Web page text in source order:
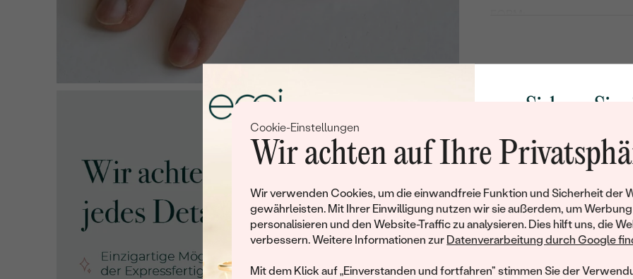
Cookie-Einstellungen
Wir achten auf Ihre
Wir verwenden Cookies, um die einwandfreie Funktion und Sicherheit der
gewährleisten. Mit Ihrer Einwilligung nutzen wir sie außerdem, um Werbung
personalisieren und den Website-Traffic zu analysieren. Dies hilft uns, die
verbessern. Weitere Informationen zur Datenverarbeitung durch Google
Mit dem Klick auf „Einverstanden und fortfahren" stimmen Sie der
HERKUNFT:
Sichern Sie
Rabatt auf
Werden Sie Teil
und entdecken Sie die
gefertigten Schmucks
Ihren ersten